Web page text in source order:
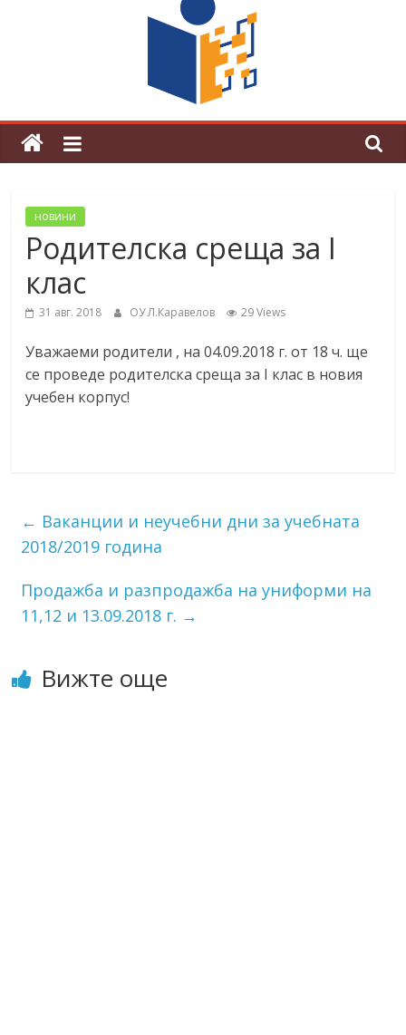
поредна награда от конкурс на
център за развитие на човешките
ресурси (ЦРЧР)
новини
Родителска среща за I
клас
31 авг. 2018 ОУ Л.Каравелов 29 Views
Уважаеми родители , на 04.09.2018 г. от 18 ч. ще
се проведе родителска среща за I клас в новия
учебен корпус!
← Ваканции и неучебни дни за учебната
2018/2019 година
Продажба и разпродажба на униформи на
11,12 и 13.09.2018 г. →
Вижте още